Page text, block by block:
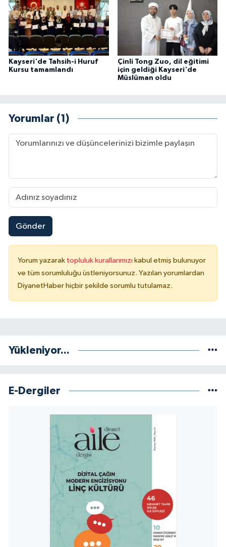
Kayseri'de Tahsih-i Huruf
Kursu tamamlandı
Çinli Tong Zuo, dil eğitimi
için geldiği Kayseri'de
Müslüman oldu
Yorumlar (1)
Gönder
Yorum yazarak topluluk kurallarımızı kabul etmiş bulunuyor
ve tüm sorumluluğu üstleniyorsunuz. Yazılan yorumlardan
DiyanetHaber hiçbir şekilde sorumlu tutulamaz.
Yükleniyor...
E-Dergiler